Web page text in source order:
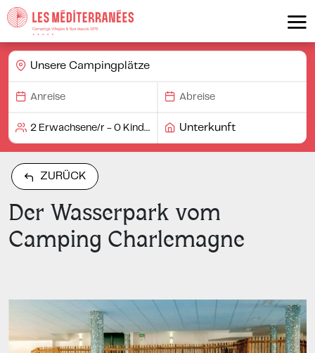
Unsere Campingplätze
Unterkunft
ZURÜCK
Der Wasserpark vom
Camping Charlemagne